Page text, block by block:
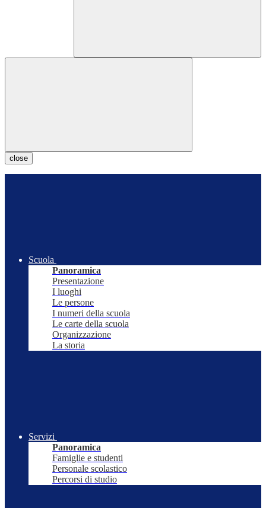
close
Scuola
Panoramica
Presentazione
I luoghi
Le persone
I numeri della scuola
Le carte della scuola
Organizzazione
La storia
Servizi
Panoramica
Famiglie e studenti
Personale scolastico
Percorsi di studio